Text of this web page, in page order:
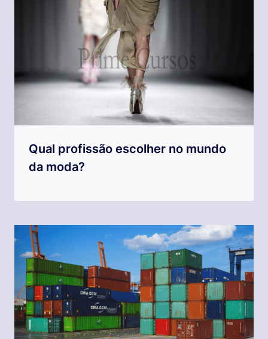
Qual profissão escolher no mundo
da moda?